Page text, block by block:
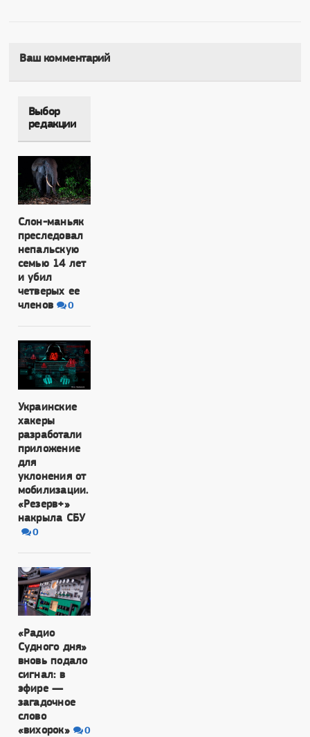
Ваш комментарий
Выбор
редакции
Слон-маньяк
преследовал
непальскую
семью 14 лет
и убил
четверых ее
членов
0
Украинские
хакеры
разработали
приложение
для
уклонения от
мобилизации.
«Резерв+»
накрыла СБУ
0
«Радио
Судного дня»
вновь подало
сигнал: в
эфире —
загадочное
слово
«вихорок»
0